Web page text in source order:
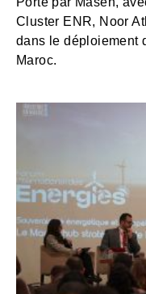
Cluster ENR, Noor
dans le déploiement
Maroc.